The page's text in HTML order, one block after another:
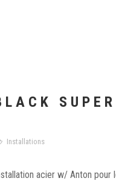
Installations
acier w/ Anton pour